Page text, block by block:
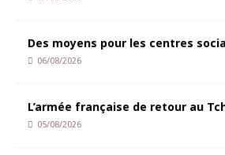
Des moyens pour les centres
06/08/2026
L’armée française de retour au
05/08/2026